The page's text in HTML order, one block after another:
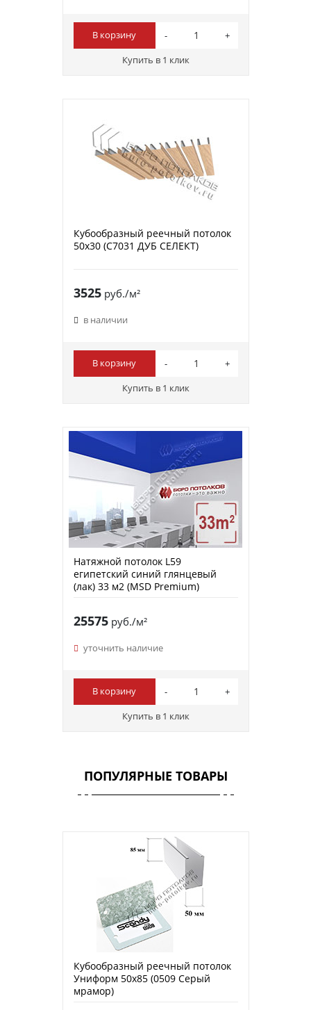
В корзину
Купить в 1 клик
Кубообразный реечный потолок
50х30 (C7031 ДУБ СЕЛЕКТ)
3525руб./м²
в наличии
В корзину
Купить в 1 клик
Натяжной потолок L59
египетский синий глянцевый
(лак) 33 м2 (MSD Premium)
25575руб./м²
уточнить наличие
В корзину
Купить в 1 клик
ПОПУЛЯРНЫЕ ТОВАРЫ
Кубообразный реечный потолок
Униформ 50х85 (0509 Серый
мрамор)